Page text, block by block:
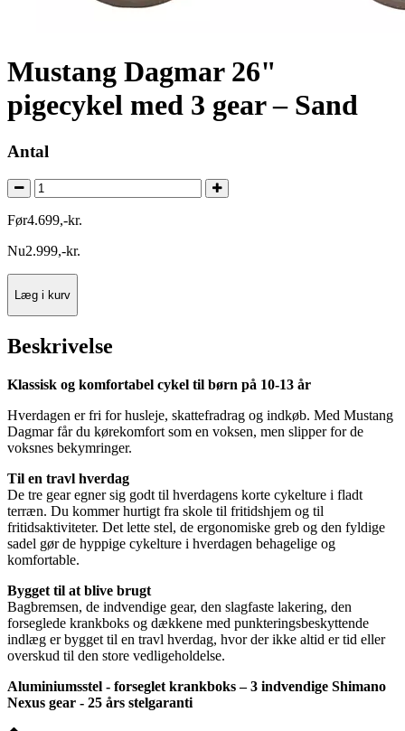
Mustang Dagmar 26"
pigecykel med 3 gear – Sand
Antal
Før4.699,-kr.
Nu2.999,-kr.
Læg i kurv
Beskrivelse
Klassisk og komfortabel cykel til børn på 10-13 år
Hverdagen er fri for husleje, skattefradrag og indkøb. Med Mustang
Dagmar får du kørekomfort som en voksen, men slipper for de
voksnes bekymringer.
Til en travl hverdag
De tre gear egner sig godt til hverdagens korte cykelture i fladt
terræn. Du kommer hurtigt fra skole til fritidshjem og til
fritidsaktiviteter. Det lette stel, de ergonomiske greb og den fyldige
sadel gør de hyppige cykelture i hverdagen behagelige og
komfortable.
Bygget til at blive brugt
Bagbremsen, de indvendige gear, den slagfaste lakering, den
forseglede krankboks og dækkene med punkteringsbeskyttende
indlæg er bygget til en travl hverdag, hvor der ikke altid er tid eller
overskud til den store vedligeholdelse.
Aluminiumsstel - forseglet krankboks – 3 indvendige Shimano
Nexus gear - 25 års stelgaranti